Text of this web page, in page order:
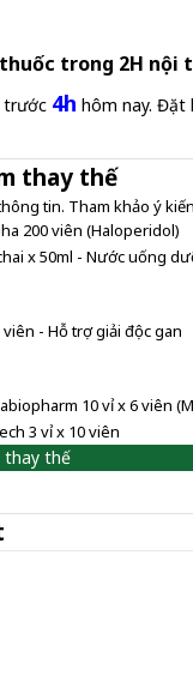
trong 2H nội
trước 4h hôm nay. Đặt
thay thế
tin. Tham khảo ý
200 viên (Haloperidol)
x 50ml - Nước uống
- Hỗ trợ giải độc gan
10 vỉ x 6 viên
3 vỉ x 10 viên
thay thế